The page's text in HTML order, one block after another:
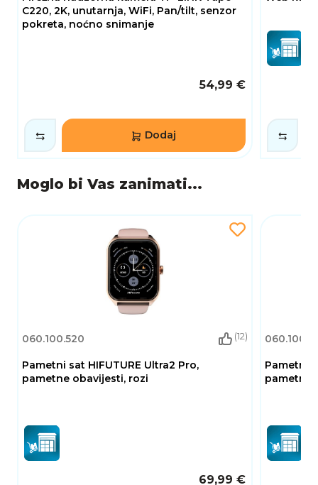
C220, 2K, unutarnja, WiFi, Pan/tilt, senzor
pokreta, noćno snimanje
54,99 €
Dodaj
Moglo bi Vas zanimati...
060.100.520 (12)
Pametni sat HIFUTURE Ultra2 Pro,
pametne obavijesti, rozi
69,99 €
Pametni
pametne